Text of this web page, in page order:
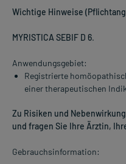
Wichtige Hinweise
MYRISTICA SEBIF D 6.
Anwendungsgebiet:
Registrierte
einer therapeutischen
Zu Risiken und
und fragen Sie Ihre Ärztin,
Gebrauchsinformation: